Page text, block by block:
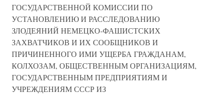
ГОСУДАРСТВЕННОЙ КОМИССИИ ПО
УСТАНОВЛЕНИЮ И РАССЛЕДОВАНИЮ
ЗЛОДЕЯНИЙ НЕМЕЦКО-ФАШИСТСКИХ
ЗАХВАТЧИКОВ И ИХ СООБЩНИКОВ И
ПРИЧИНЕННОГО ИМИ УЩЕРБА ГРАЖДАНАМ,
КОЛХОЗАМ, ОБЩЕСТВЕННЫМ ОРГАНИЗАЦИЯМ,
ГОСУДАРСТВЕННЫМ ПРЕДПРИЯТИЯМ И
УЧРЕЖДЕНИЯМ СССР ИЗ